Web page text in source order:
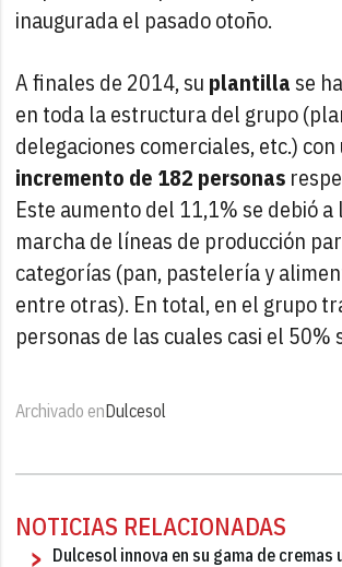
inaugurada el pasado otoño.
A finales de 2014, su plantilla se
en toda la estructura del grupo
delegaciones comerciales, etc.) con
incremento de 182 personas
Este aumento del 11,1% se debió a
marcha de líneas de producción
categorías (pan, pastelería y
entre otras). En total, en el grupo
personas de las cuales casi el 50%
Archivado enDulcesol
NOTICIAS RELACIONADAS
Dulcesol innova en su gama de cremas